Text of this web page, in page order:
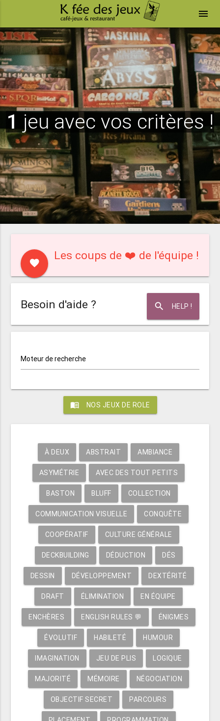
menu
1 jeu avec vos critères !
favorite
Les coups de ❤️ de l'équipe !
search HELP !
Besoin d'aide ?
Moteur de recherche
menu_book NOS JEUX DE ROLE
À DEUX ABSTRAIT AMBIANCE
ASYMÉTRIE AVEC DES TOUT PETITS
BASTON BLUFF COLLECTION
COMMUNICATION VISUELLE CONQUÊTE
COOPÉRATIF CULTURE GÉNÉRALE
DECKBUILDING DÉDUCTION DÉS
DESSIN DÉVELOPPEMENT DEXTÉRITÉ
DRAFT ÉLIMINATION EN ÉQUIPE
ENCHÈRES ENGLISH RULES 💬 ÉNIGMES
ÉVOLUTIF HABILETÉ HUMOUR
IMAGINATION JEU DE PLIS LOGIQUE
MAJORITÉ MÉMOIRE NÉGOCIATION
OBJECTIF SECRET PARCOURS